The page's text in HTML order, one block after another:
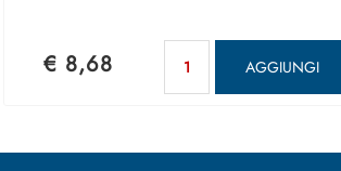
€ 8,68 AGGIUNGI